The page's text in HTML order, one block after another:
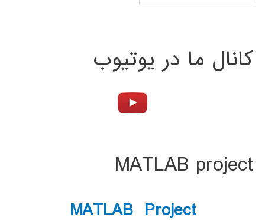
کانال ما در یوتیوب
MATLAB project
MATLAB Project